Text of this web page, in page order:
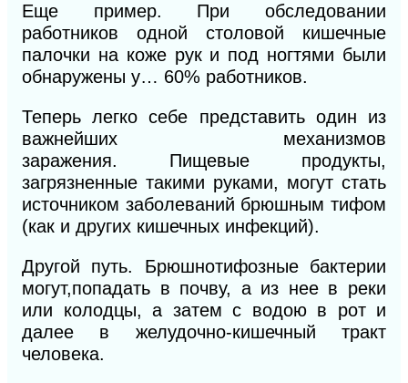
Еще пример. При обследовании
работников одной столовой кишечные
палочки на коже рук и под ногтями были
обнаружены у… 60% работников.
Теперь легко себе представить один из
важнейших механизмов
заражения. Пищевые продукты,
загрязненные такими руками, могут стать
источником заболеваний брюшным тифом
(как и других кишечных инфекций).
Другой путь. Брюшнотифозные бактерии
могут,попадать в почву, а из нее в реки
или колодцы, а затем с водою в рот и
далее в желудочно-кишечный тракт
человека.